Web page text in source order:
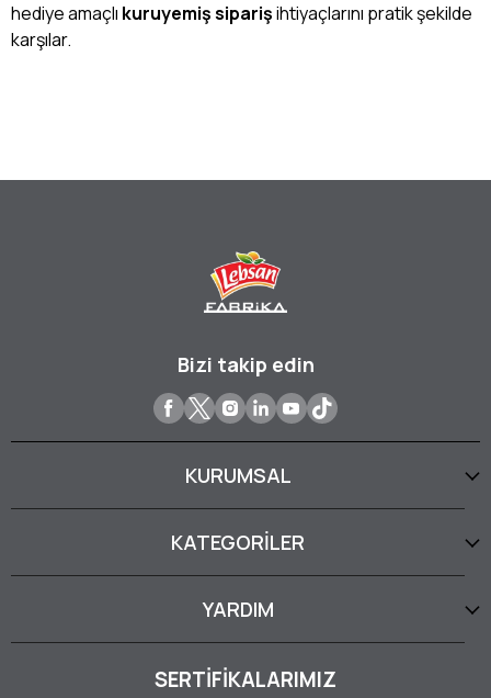
hediye amaçlı kuruyemiş siparişihtiyaçlarını pratik şekilde
karşılar.
Bizi takip edin
KURUMSAL
KATEGORİLER
YARDIM
SERTİFİKALARIMIZ